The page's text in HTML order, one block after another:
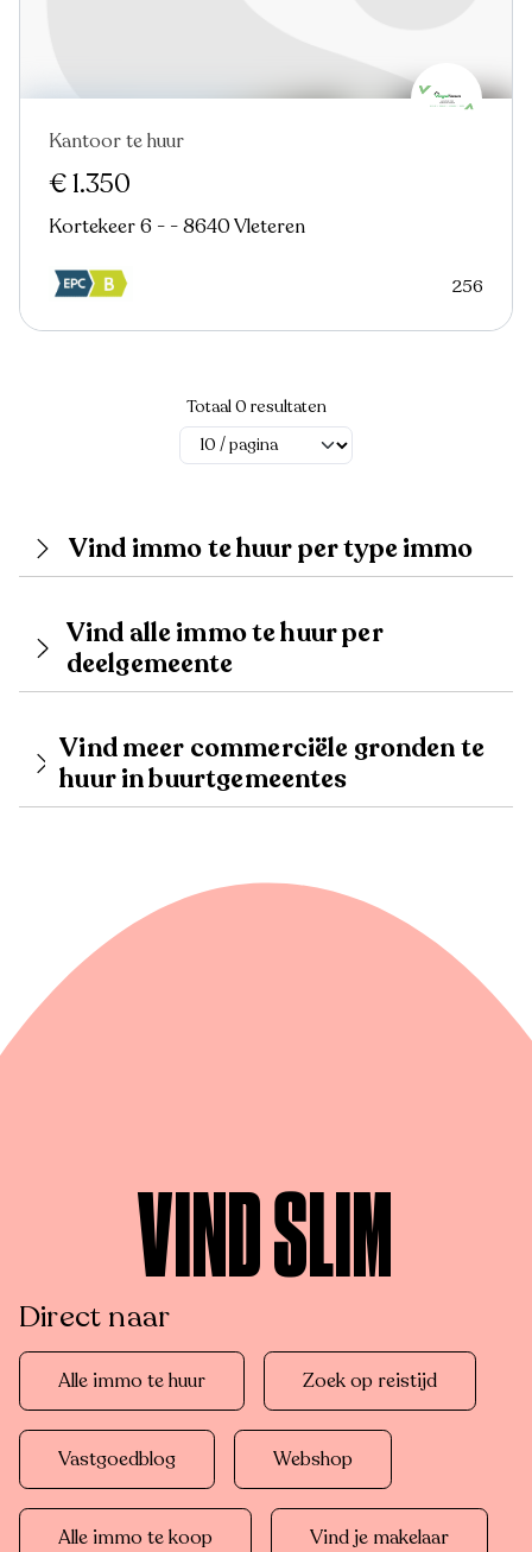
Kantoor te huur
€ 1.350
Kortekeer 6 - - 8640 Vleteren
256
Totaal 0 resultaten
Vind immo te huur per type immo
Vind alle immo te huur per
deelgemeente
Vind meer commerciële gronden te
huur in buurtgemeentes
VIND SLIM
Direct naar
Alle immo te huur Zoek op reistijd
Vastgoedblog Webshop
Alle immo te koop Vind je makelaar